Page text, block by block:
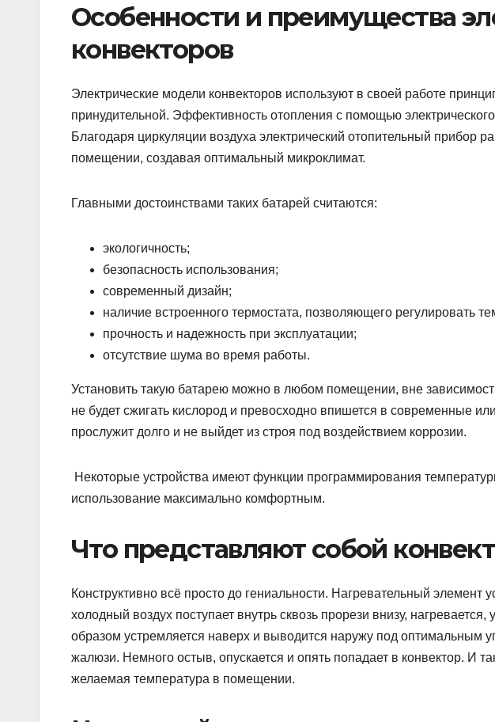
Особенности и преимущества
конвекторов
Электрические модели конвекторов используют в своей работе
принудительной. Эффективность отопления с помощью
Благодаря циркуляции воздуха электрический отопительный прибор
помещении, создавая оптимальный микроклимат.
Главными достоинствами таких батарей считаются:
экологичность;
безопасность использования;
современный дизайн;
наличие встроенного термостата, позволяющего регулировать
прочность и надежность при эксплуатации;
отсутствие шума во время работы.
Установить такую батарею можно в любом помещении, вне
не будет сжигать кислород и превосходно впишется в современные
прослужит долго и не выйдет из строя под воздействием коррозии.
Некоторые устройства имеют функции программирования
использование максимально комфортным.
Что представляют собой
Конструктивно всё просто до гениальности. Нагревательный элемент
холодный воздух поступает внутрь сквозь прорези внизу,
образом устремляется наверх и выводится наружу под оптимальным
жалюзи. Немного остыв, опускается и опять попадает в конвектор. И
желаемая температура в помещении.